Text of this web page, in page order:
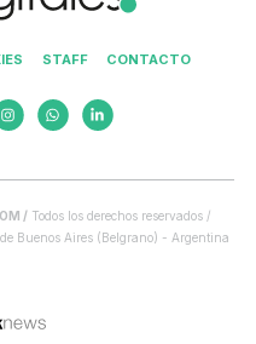
STAFF CONTACTO
/ Todos los derechos reservados /
Buenos Aires (Belgrano) - Argentina